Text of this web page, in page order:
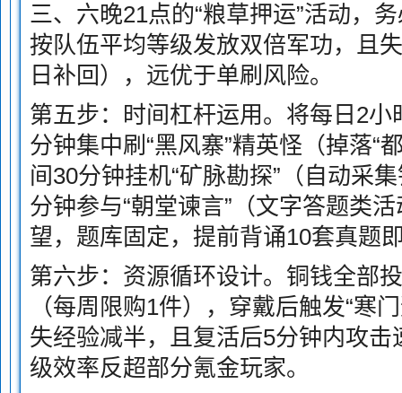
三、六晚21点的“粮草押运”活动，
按队伍平均等级发放双倍军功，且
日补回），远优于单刷风险。
第五步：时间杠杆运用。将每日2
分钟集中刷“黑风寨”精英怪（掉落“
间30分钟挂机“矿脉勘探”（自动采
分钟参与“朝堂谏言”（文字答题类
望，题库固定，提前背诵10套真题
第六步：资源循环设计。铜钱全部
（每周限购1件），穿戴后触发“寒
失经验减半，且复活后5分钟内攻
级效率反超部分氪金玩家。